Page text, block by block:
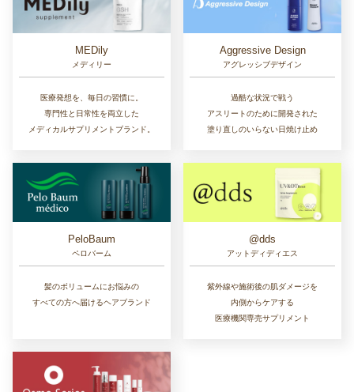
MEDily
メディリー
医療発想を、毎日の習慣に。
専門性と日常性を両立した
メディカルサプリメントブランド。
Aggressive Design
アグレッシブデザイン
過酷な状況で戦う
アスリートのために開発された
塗り直しのいらない日焼け止め
PeloBaum
ペロバーム
髪のボリュームにお悩みの
すべての方へ届けるヘアブランド
@dds
アットディディエス
紫外線や施術後の肌ダメージを
内側からケアする
医療機関専売サプリメント